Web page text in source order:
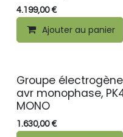
4.199,00€
Ajouter au panier
Groupe
avr monophase,
MONO
1.630,00€